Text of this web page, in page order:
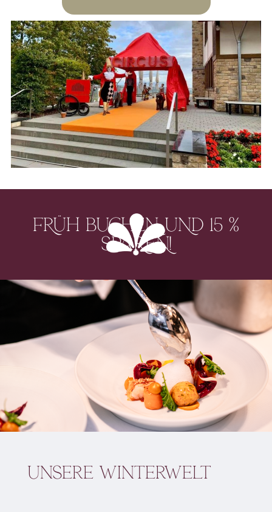
FRÜH BUCHEN UND 15 %
SPAREN!
Unsere Winterwelt